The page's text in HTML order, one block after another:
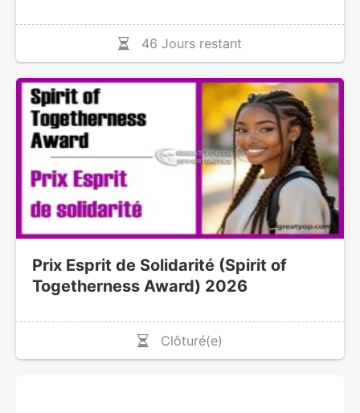
46 Jours restant
Prix Esprit de Solidarité (Spirit of
Togetherness Award) 2026
Clôturé(e)